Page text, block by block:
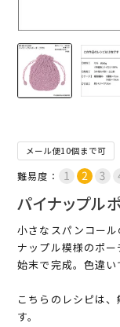
メール便10個まで可
難易度：
パイナップル
小さなスパンコー
ナップル模様のポ
始末で完成。色違い
こちらのレシピは
す。